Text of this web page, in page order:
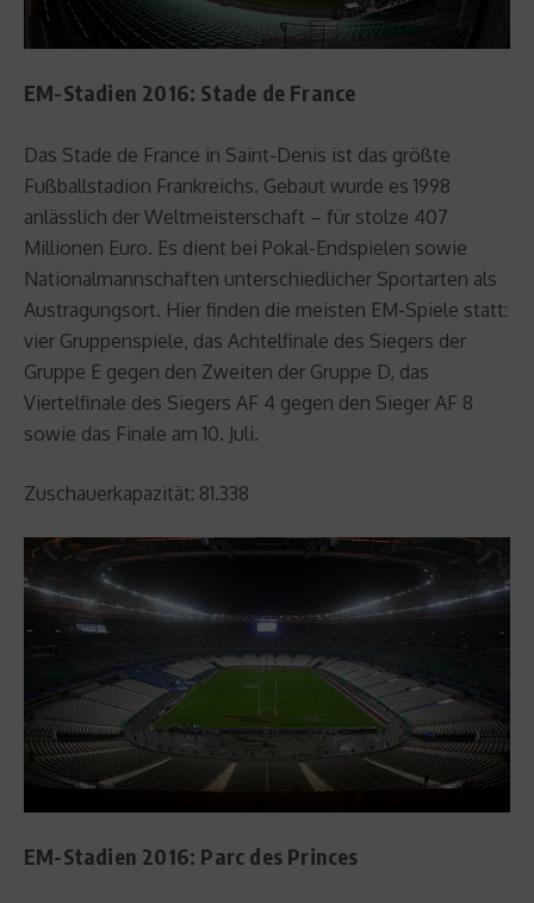
EM-Stadien 2016: Stade de France
Das Stade de France in Saint-Denis ist das größte
Fußballstadion Frankreichs. Gebaut wurde es 1998
anlässlich der Weltmeisterschaft – für stolze 407
Millionen Euro. Es dient bei Pokal-Endspielen sowie
Nationalmannschaften unterschiedlicher Sportarten als
Austragungsort. Hier finden die meisten EM-Spiele statt:
vier Gruppenspiele, das Achtelfinale des Siegers der
Gruppe E gegen den Zweiten der Gruppe D, das
Viertelfinale des Siegers AF 4 gegen den Sieger AF 8
sowie das Finale am 10. Juli.
Zuschauerkapazität: 81.338
EM-Stadien 2016: Parc des Princes